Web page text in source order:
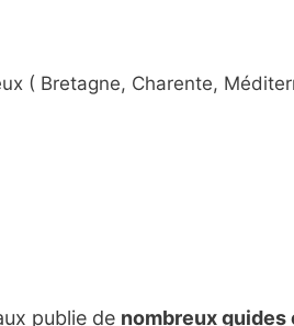
( Bretagne, Charente,
publie de nombreux guides